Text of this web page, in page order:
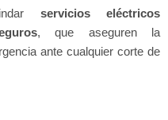
servicios eléctricos
, que aseguren la
ante cualquier corte de